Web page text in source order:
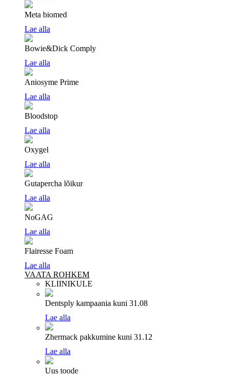
Meta biomed
Lae alla
Bowie&Dick Comply
Lae alla
Aniosyme Prime
Lae alla
Bloodstop
Lae alla
Oxygel
Lae alla
Gutapercha lõikur
Lae alla
NoGAG
Lae alla
Flairesse Foam
Lae alla
VAATA ROHKEM
KLIINIKULE
Dentsply kampaania kuni 31.08
Lae alla
Zhermack pakkumine kuni 31.12
Lae alla
Uus toode